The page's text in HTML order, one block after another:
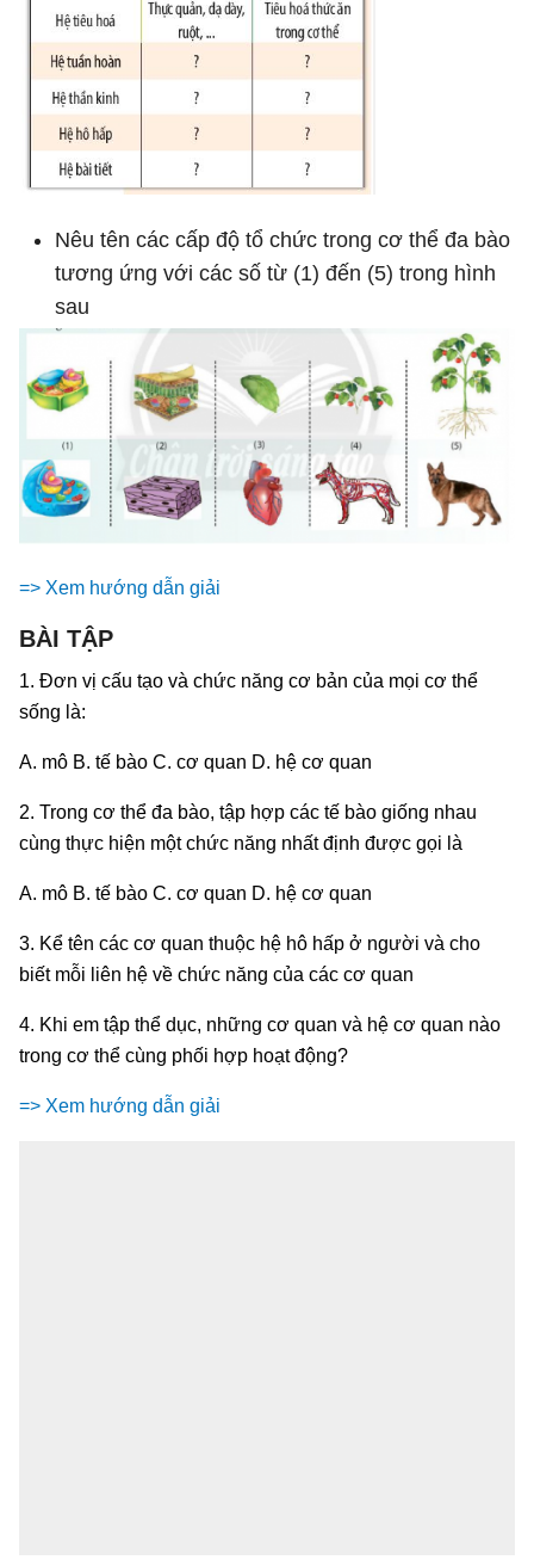
Nêu tên các cấp độ tổ chức trong cơ thể đa bào
tương ứng với các số từ (1) đến (5) trong hình
sau
=> Xem hướng dẫn giải
BÀI TẬP
1. Đơn vị cấu tạo và chức năng cơ bản của mọi cơ thể
sống là:
A. mô B. tế bào C. cơ quan D. hệ cơ quan
2. Trong cơ thể đa bào, tập hợp các tế bào giống nhau
cùng thực hiện một chức năng nhất định được gọi là
A. mô B. tế bào C. cơ quan D. hệ cơ quan
3. Kể tên các cơ quan thuộc hệ hô hấp ở người và cho
biết mỗi liên hệ về chức năng của các cơ quan
4. Khi em tập thể dục, những cơ quan và hệ cơ quan nào
trong cơ thể cùng phối hợp hoạt động?
=> Xem hướng dẫn giải